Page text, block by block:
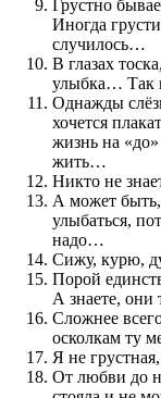
Грустно
Иногда
случилось…
В глазах
улыбка… Так
Однажды
хочется
жизнь на
жить…
Никто не
А может быть,
улыбаться,
надо…
Сижу, курю,
Порой
А знаете, они
Сложнее
осколкам ту
Я не
От любви до